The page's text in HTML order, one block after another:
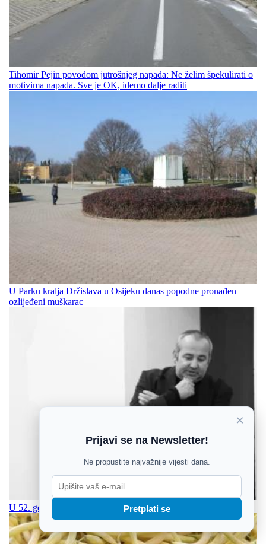
Tihomir Pejin povodom jutrošnjeg napada: Ne želim špekulirati o
motivima napada. Sve je OK, idemo dalje raditi
U Parku kralja Držislava u Osijeku danas popodne pronađen
ozlijeđeni muškarac
U 52. godini preminuo muzejski savjetnik Danijel Petković
×
Prijavi se na Newsletter!
Ne propustite najvažnije vijesti dana.
Pretplati se